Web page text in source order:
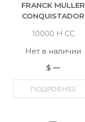
FRANCK MULLER
CONQUISTADOR
10000 H CC
Нет в наличии
$ —
ПОДРОБНЕЕ